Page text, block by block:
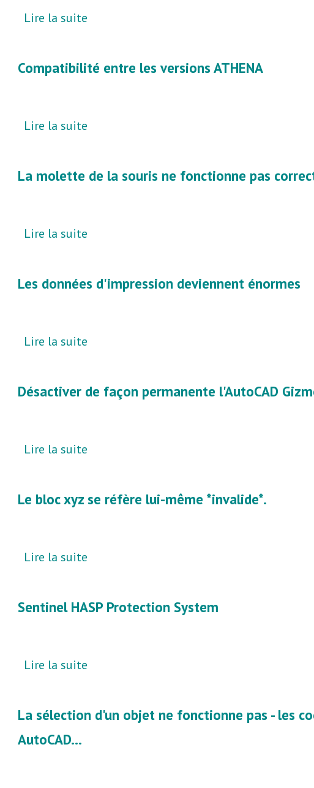
Lire la suite
Compatibilité entre les versions ATHENA
Lire la suite
La molette de la souris ne fonctionne pas
Lire la suite
Les données d'impression deviennent énormes
Lire la suite
Désactiver de façon permanente l'AutoCAD
Lire la suite
Le bloc xyz se réfère lui-même *invalide*.
Lire la suite
Sentinel HASP Protection System
Lire la suite
La sélection d'un objet ne fonctionne pas - les
AutoCAD...